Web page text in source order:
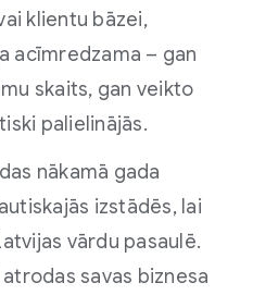
klientu bāzei,
acīmredzama – gan
skaits, gan veikto
palielinājās.
nākamā gada
izstādēs, lai
vārdu pasaulē.
savas biznesa